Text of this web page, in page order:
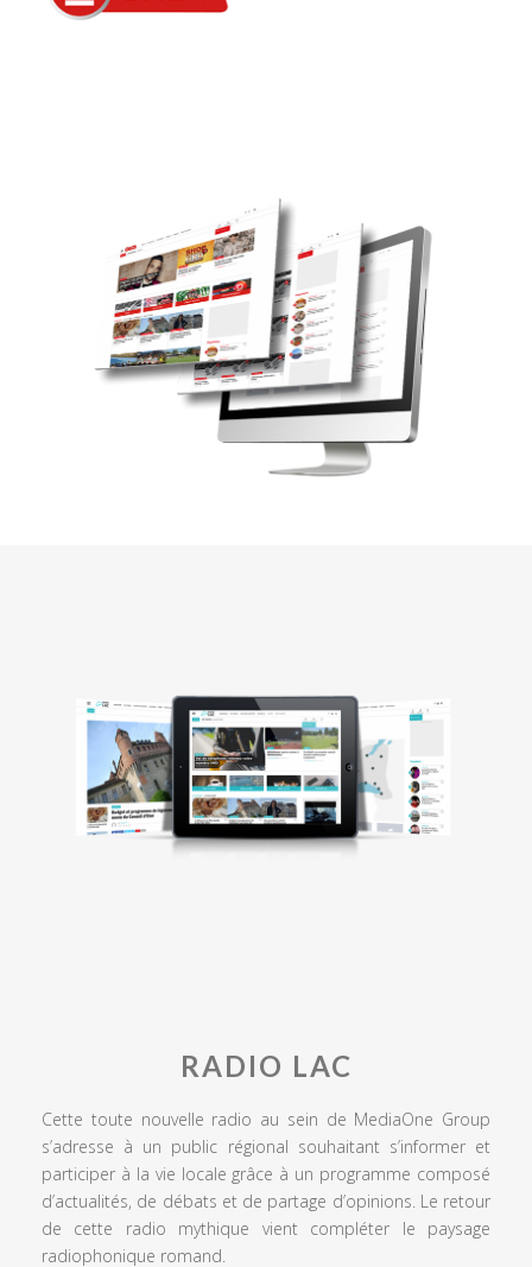
RADIO LAC
Cette toute nouvelle radio au sein de MediaOne Group
s’adresse à un public régional souhaitant s’informer et
participer à la vie locale grâce à un programme composé
d’actualités, de débats et de partage d’opinions. Le retour
de cette radio mythique vient compléter le paysage
radiophonique romand.